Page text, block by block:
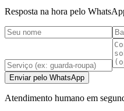
Resposta na hora pelo
Enviar pelo WhatsApp
Atendimento humano em